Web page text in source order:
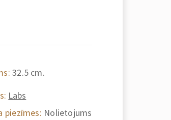
32.5 cm.
Labs
piezīmes: Nolietojums